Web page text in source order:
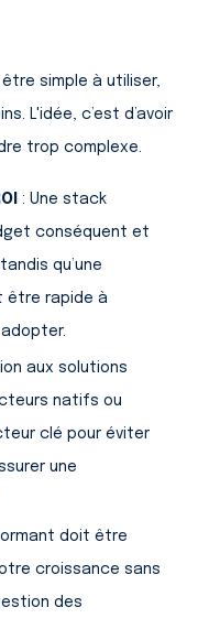
simple à utiliser,
L'idée, c’est d’avoir
trop complexe.
: Une stack
conséquent et
qu’une
être rapide à
aux solutions
natifs ou
clé pour éviter
une
doit être
croissance sans
des